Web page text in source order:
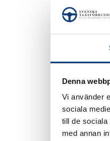
Denna
Vi använder
sociala
till de
med annan